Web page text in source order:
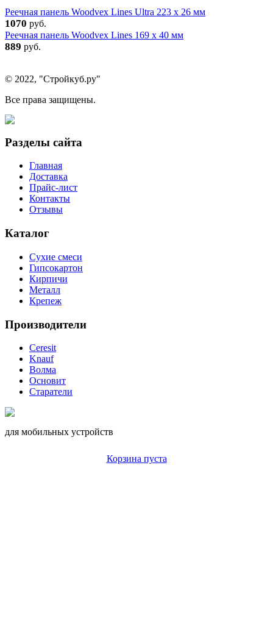
Реечная панель Woodvex Lines Ultra 223 x 26 мм
1070 руб.
Реечная панель Woodvex Lines 169 x 40 мм
889 руб.
© 2022, "Стройкуб.ру"
Все права защищены.
Разделы сайта
Главная
Доставка
Прайс-лист
Контакты
Отзывы
Каталог
Сухие смеси
Гипсокартон
Кирпичи
Металл
Крепеж
Производители
Ceresit
Knauf
Волма
Основит
Старатели
для мобильных устройств
Корзина пуста